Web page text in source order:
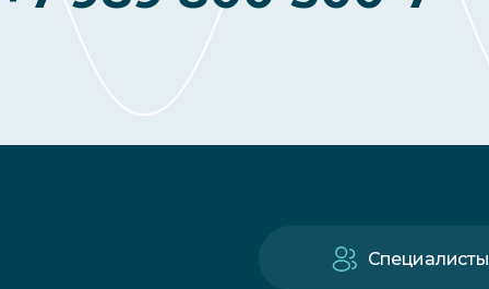
Специалисты